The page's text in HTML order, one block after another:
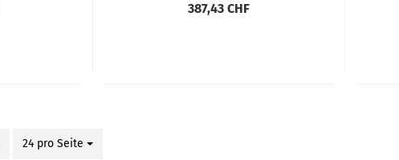
387,43 CHF
24 pro Seite
pro Seite